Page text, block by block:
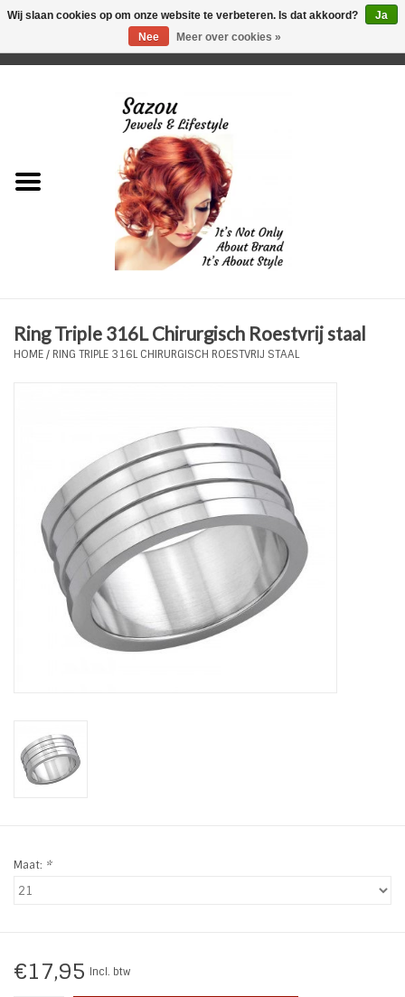
Just for Him
Plus Size Sieraden
Haaraccesoires
Zonnebrillen
Fashion
ON THE BEACH
Ohlala Jewels
SALE
Ring Triple 316L Chirurgisch Roestvrij staal
HOME/ RING TRIPLE 316L CHIRURGISCH ROESTVRIJ STAAL
Maat: *
€17,95 Incl. btw
Wij slaan cookies op om onze website te verbeteren. Is dat akkoord?
Ja
Nee
Meer over cookies »